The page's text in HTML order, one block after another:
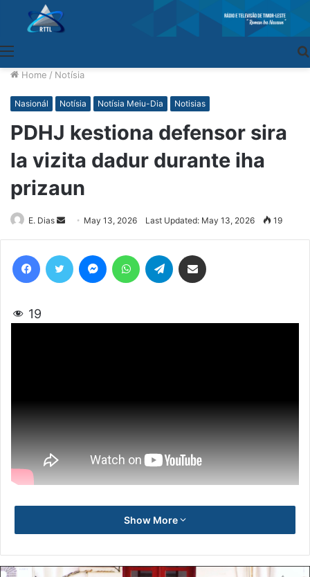
Home / Notísia
Nasionál Notísia Notísia Meiu-Dia Notisias
PDHJ kestiona defensor sira
la vizita dadur durante iha
prizaun
E. Dias
Send
an
May 13, 2026 Last Updated: May 13, 2026 19
19
Show More